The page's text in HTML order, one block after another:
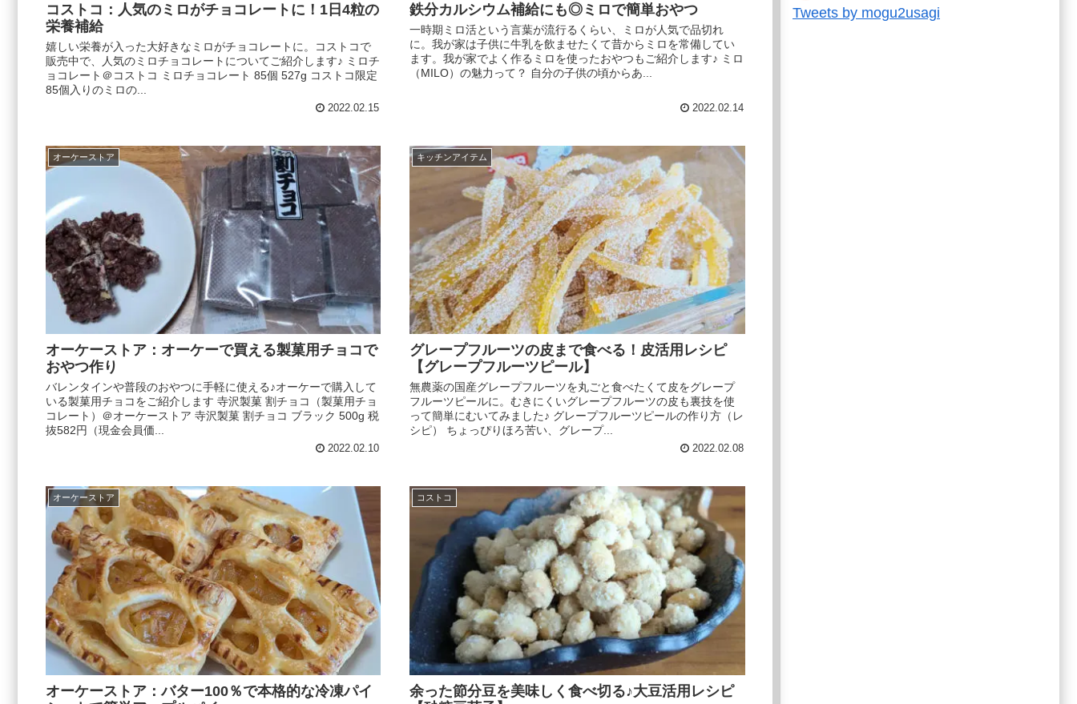
コストコ：人気のミロがチョコレートに！1日4粒の
栄養補給
嬉しい栄養が入った大好きなミロがチョコレートに。コストコで
販売中で、人気のミロチョコレートについてご紹介します♪ ミロチ
ョコレート＠コストコ ミロチョコレート 85個 527g コストコ限定
85個入りのミロの...
2022.02.15
鉄分カルシウム補給にも◎ミロで簡単おやつ
一時期ミロ活という言葉が流行るくらい、ミロが人気で品切れ
に。我が家は子供に牛乳を飲ませたくて昔からミロを常備してい
ます。我が家でよく作るミロを使ったおやつもご紹介します♪ ミロ
（MILO）の魅力って？ 自分の子供の頃からあ...
2022.02.14
オーケーストア
オーケーストア：オーケーで買える製菓用チョコで
おやつ作り
バレンタインや普段のおやつに手軽に使える♪オーケーで購入して
いる製菓用チョコをご紹介します 寺沢製菓 割チョコ（製菓用チョ
コレート）＠オーケーストア 寺沢製菓 割チョコ ブラック 500g 税
抜582円（現金会員価...
2022.02.10
キッチンアイテム
グレープフルーツの皮まで食べる！皮活用レシピ
【グレープフルーツピール】
無農薬の国産グレープフルーツを丸ごと食べたくて皮をグレープ
フルーツピールに。むきにくいグレープフルーツの皮も裏技を使
って簡単にむいてみました♪ グレープフルーツピールの作り方（レ
シピ） ちょっぴりほろ苦い、グレープ...
2022.02.08
オーケーストア
オーケーストア：バター100％で本格的な冷凍パイ
コストコ
余った節分豆を美味しく食べ切る♪大豆活用レシピ
Tweets by mogu2usagi